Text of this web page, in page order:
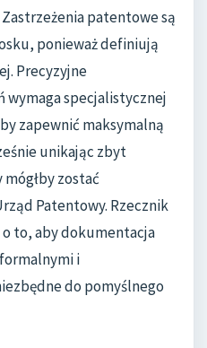
patentowe są
ponieważ definiują
Precyzyjne
wymaga specjalistycznej
zapewnić maksymalną
unikając zbyt
zostać
Patentowy. Rzecznik
to, aby dokumentacja
i
do pomyślnego